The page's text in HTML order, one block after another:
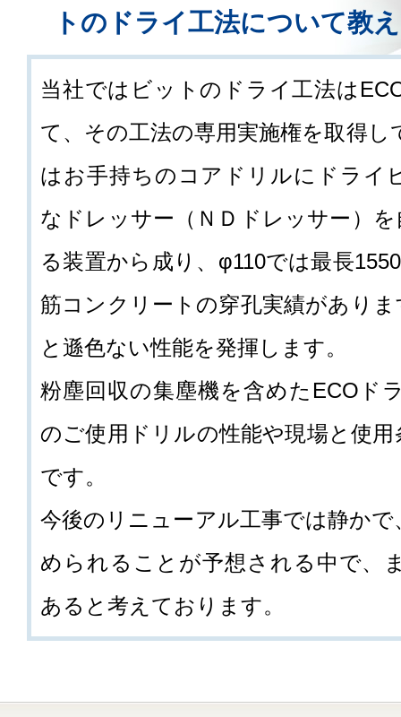
トのドライ工法について教
当社ではビットのドライ工法は
て、その工法の専用実施権を取得
はお手持ちのコアドリルにドライ
なドレッサー（ＮＤドレッサー）
る装置から成り、φ110では最長
筋コンクリートの穿孔実績があり
と遜色ない性能を発揮します。
粉塵回収の集塵機を含めたECOド
のご使用ドリルの性能や現場と使
です。
今後のリニューアル工事では静か
められることが予想される中で、
あると考えております。